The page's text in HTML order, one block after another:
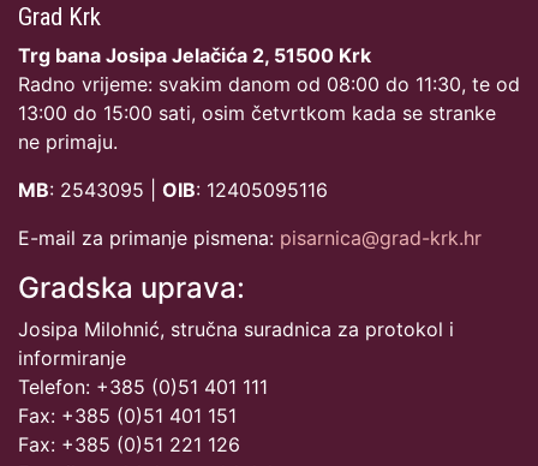
Grad Krk
Trg bana Josipa Jelačića 2, 51500 Krk
Radno vrijeme: svakim danom od 08:00 do 11:30, te od
13:00 do 15:00 sati, osim četvrtkom kada se stranke
ne primaju.
MB: 2543095 | OIB: 12405095116
E-mail za primanje pismena: pisarnica@grad-krk.hr
Gradska uprava:
Josipa Milohnić, stručna suradnica za protokol i
informiranje
Telefon: +385 (0)51 401 111
Fax: +385 (0)51 401 151
Fax: +385 (0)51 221 126